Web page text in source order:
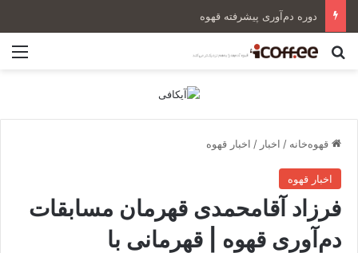
دوره دم‌آوری پیشرفته قهوه
جستجو برای
قهوه‌خانه / اخبار / اخبار قهوه
اخبار قهوه
فرزاد آقامحمدی قهرمان مسابقات
دم‌آوری قهوه | قهرمانی با